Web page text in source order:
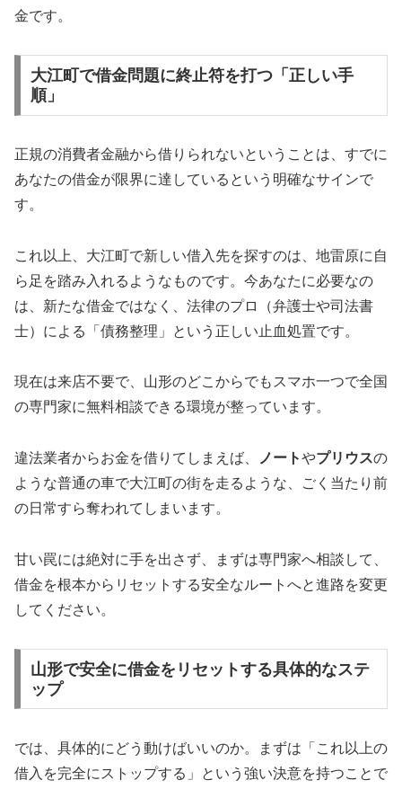
金です。
大江町で借金問題に終止符を打つ「正しい手
順」
正規の消費者金融から借りられないということは、すでに
あなたの借金が限界に達しているという明確なサインで
す。
これ以上、大江町で新しい借入先を探すのは、地雷原に自
ら足を踏み入れるようなものです。今あなたに必要なの
は、新たな借金ではなく、法律のプロ（弁護士や司法書
士）による「債務整理」という正しい止血処置です。
現在は来店不要で、山形のどこからでもスマホ一つで全国
の専門家に無料相談できる環境が整っています。
違法業者からお金を借りてしまえば、 ノートやプリウスの
ような普通の車で大江町の街を走るような、ごく当たり前
の日常すら奪われてしまいます。
甘い罠には絶対に手を出さず、まずは専門家へ相談して、
借金を根本からリセットする安全なルートへと進路を変更
してください。
山形で安全に借金をリセットする具体的なステ
ップ
では、具体的にどう動けばいいのか。まずは「これ以上の
借入を完全にストップする」という強い決意を持つことで